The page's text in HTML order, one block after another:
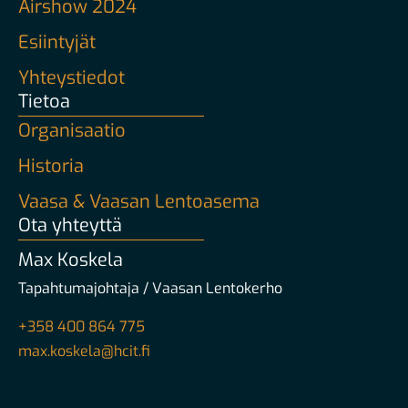
Airshow 2024
Esiintyjät
Yhteystiedot
Tietoa
Organisaatio
Historia
Vaasa & Vaasan Lentoasema
Ota yhteyttä
Max Koskela
Tapahtumajohtaja / Vaasan Lentokerho
+358 400 864 775
max.koskela@hcit.fi